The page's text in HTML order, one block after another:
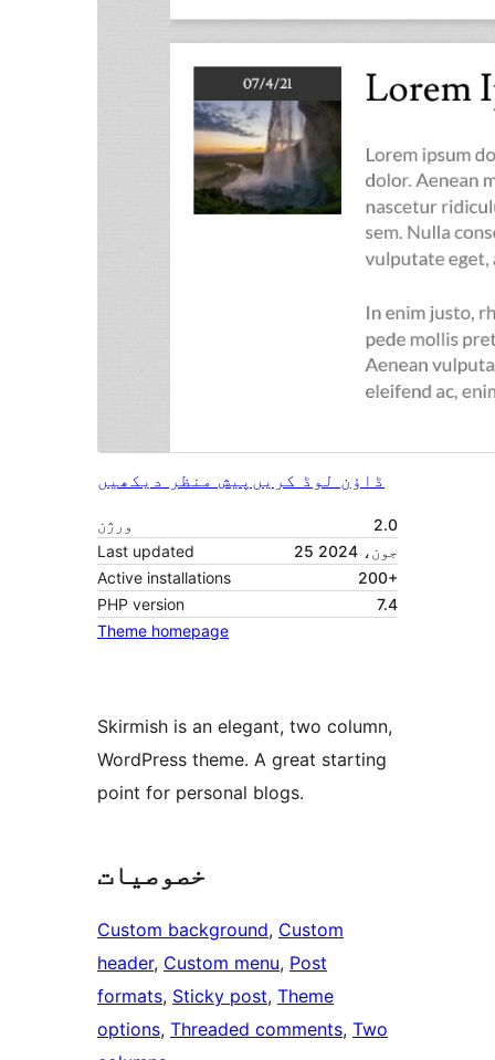
پیش منظر دیکھیں ڈاؤن لوڈ کریں
ورژن
2.0
Last updated
25 جون، 2024
Active installations
200+
PHP version
7.4
Theme homepage
Skirmish is an elegant, two column,
WordPress theme. A great starting
point for personal blogs.
خصوصیات
Custom background, Custom
header, Custom menu, Post
formats, Sticky post, Theme
options, Threaded comments, Two